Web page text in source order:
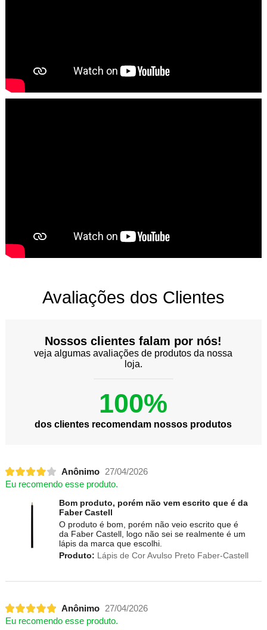
Avaliações dos Clientes
Nossos clientes falam por nós!
veja algumas avaliações de produtos da nossa
loja.
100%
dos clientes recomendam nossos produtos
Anônimo
27/04/2026
Eu recomendo esse produto.
Bom produto, porém não vem escrito que é da
Faber Castell
O produto é bom, porém não veio escrito que é
da Faber Castell, logo não sei se realmente é um
lápis da marca que escolhi.
Produto: Lápis de Cor Avulso Preto Faber-Castell
Anônimo
27/04/2026
Eu recomendo esse produto.